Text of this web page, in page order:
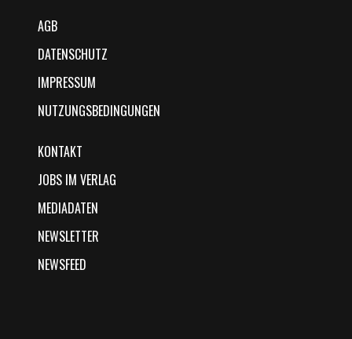
AGB
DATENSCHUTZ
IMPRESSUM
NUTZUNGSBEDINGUNGEN
KONTAKT
JOBS IM VERLAG
MEDIADATEN
NEWSLETTER
NEWSFEED